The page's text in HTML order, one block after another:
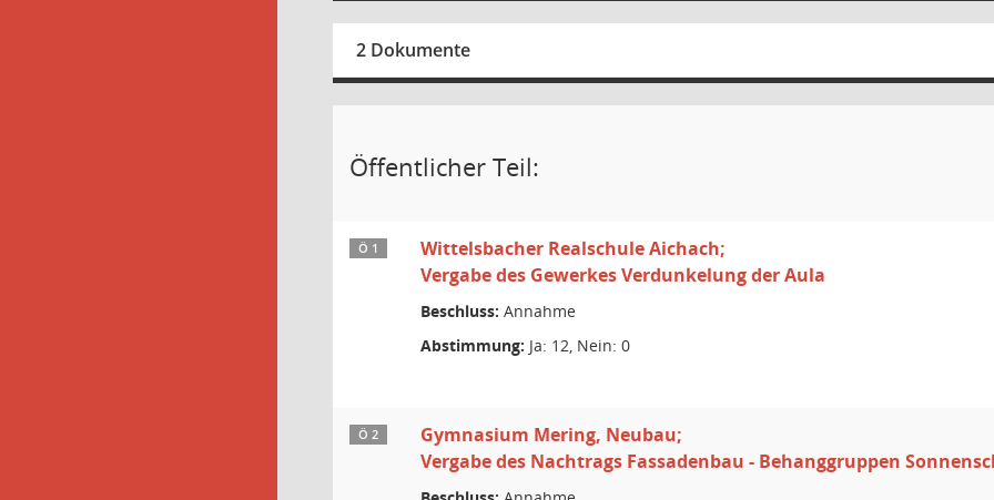
2 Dokumente
Öffentlicher Teil:
Ö 1
Wittelsbacher Realschule Aichach;
Vergabe des Gewerkes Verdunkelung der Aula
Beschluss: Annahme
Abstimmung: Ja: 12, Nein: 0
Ö 2
Gymnasium Mering, Neubau;
Vergabe des Nachtrags Fassadenbau - Behanggruppen